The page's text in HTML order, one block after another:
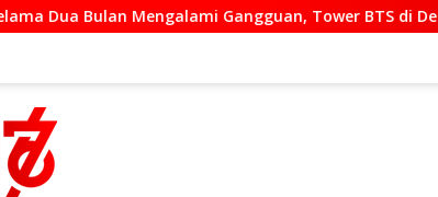
Gangguan, Tower BTS di Desa Otogedu Akan